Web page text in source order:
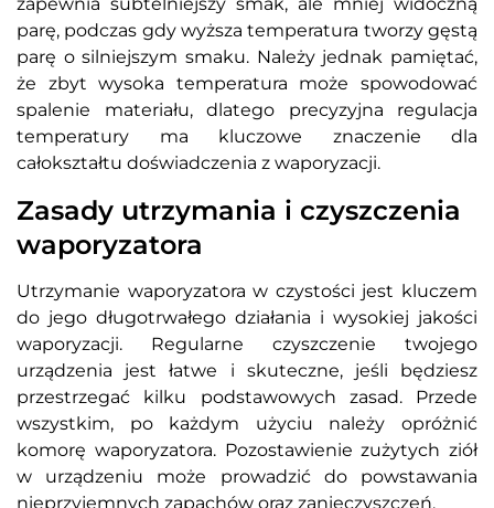
zapewnia subtelniejszy smak, ale mniej widoczną
parę, podczas gdy wyższa temperatura tworzy gęstą
parę o silniejszym smaku. Należy jednak pamiętać,
że zbyt wysoka temperatura może spowodować
spalenie materiału, dlatego precyzyjna regulacja
temperatury ma kluczowe znaczenie dla
całokształtu doświadczenia z waporyzacji.
Zasady utrzymania i czyszczenia
waporyzatora
Utrzymanie waporyzatora w czystości jest kluczem
do jego długotrwałego działania i wysokiej jakości
waporyzacji. Regularne czyszczenie twojego
urządzenia jest łatwe i skuteczne, jeśli będziesz
przestrzegać kilku podstawowych zasad. Przede
wszystkim, po każdym użyciu należy opróżnić
komorę waporyzatora. Pozostawienie zużytych ziół
w urządzeniu może prowadzić do powstawania
nieprzyjemnych zapachów oraz zanieczyszczeń.